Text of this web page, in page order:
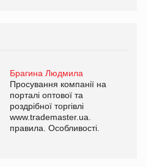
Брагина Людмила
Просування компанії на
порталі оптової та
роздрібної торгівлі
www.trademaster.ua.
правила. Особливості.